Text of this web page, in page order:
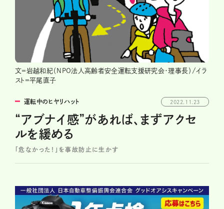
文＝岩越和紀（NPO法人高齢者安全運転支援研究会・理事長）/イラ
スト＝平尾直子
運転中のヒヤリハット 2022.11.23
“アブナイ感”があれば、まずアクセ
ルを緩める
「危なかった！」を事故防止に生かす